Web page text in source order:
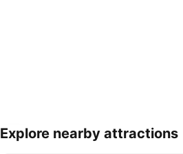
Haritayı genişlet
Explore nearby attractions